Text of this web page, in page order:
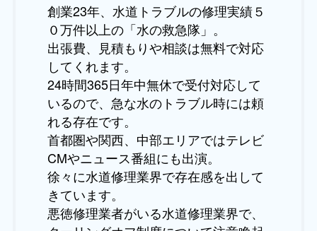
創業23年、水道トラブルの修理実績５
０万件以上の「水の救急隊」。
出張費、見積もりや相談は無料で対応
してくれます。
24時間365日年中無休で受付対応して
いるので、急な水のトラブル時には頼
れる存在です。
首都圏や関西、中部エリアではテレビ
CMやニュース番組にも出演。
徐々に水道修理業界で存在感を出して
きています。
悪徳修理業者がいる水道修理業界で、